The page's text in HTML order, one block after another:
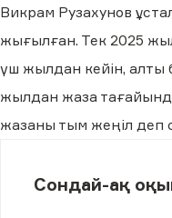
Викрам Рузахунов
жығылған. Тек 2025
үш жылдан кейін, алты
жылдан жаза
жазаны тым жеңіл деп
Сондай-ақ